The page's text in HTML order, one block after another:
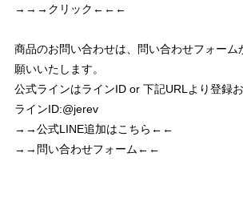
→→→クリック←←←
商品のお問い合わせは、問い合わせフォーム
願いいたします。
公式ラインはラインID or 下記URLより登録
ラインID:@jerev
→→公式LINE追加はこちら←←
→→問い合わせフォーム←←